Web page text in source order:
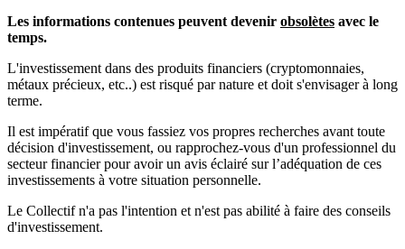
Les informations contenues peuvent devenir obsolètes avec le
temps.
L'investissement dans des produits financiers (cryptomonnaies,
métaux précieux, etc..) est risqué par nature et doit s'envisager à long
terme.
Il est impératif que vous fassiez vos propres recherches avant toute
décision d'investissement, ou rapprochez-vous d'un professionnel du
secteur financier pour avoir un avis éclairé sur l’adéquation de ces
investissements à votre situation personnelle.
Le Collectif n'a pas l'intention et n'est pas abilité à faire des conseils
d'investissement.